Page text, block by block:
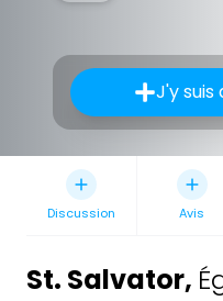
J'y suis
Discussion Avis
St. Salvator,